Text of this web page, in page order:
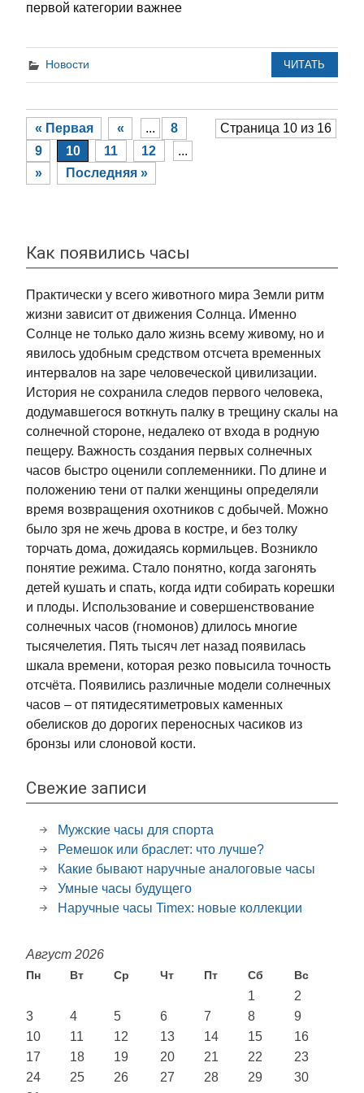
первой категории важнее
Новости ЧИТАТЬ
Страница 10 из 16
« Первая « ...
8
9
10 11 12
...
»
Последняя »
Как появились часы
Практически у всего животного мира Земли ритм
жизни зависит от движения Солнца. Именно
Солнце не только дало жизнь всему живому, но и
явилось удобным средством отсчета временных
интервалов на заре человеческой цивилизации.
История не сохранила следов первого человека,
додумавшегося воткнуть палку в трещину скалы на
солнечной стороне, недалеко от входа в родную
пещеру. Важность создания первых солнечных
часов быстро оценили соплеменники. По длине и
положению тени от палки женщины определяли
время возвращения охотников с добычей. Можно
было зря не жечь дрова в костре, и без толку
торчать дома, дожидаясь кормильцев. Возникло
понятие режима. Стало понятно, когда загонять
детей кушать и спать, когда идти собирать корешки
и плоды. Использование и совершенствование
солнечных часов (гномонов) длилось многие
тысячелетия. Пять тысяч лет назад появилась
шкала времени, которая резко повысила точность
отсчёта. Появились различные модели солнечных
часов – от пятидесятиметровых каменных
обелисков до дорогих переносных часиков из
бронзы или слоновой кости.
Свежие записи
Мужские часы для спорта
Ремешок или браслет: что лучше?
Какие бывают наручные аналоговые часы
Умные часы будущего
Наручные часы Timex: новые коллекции
Август 2026
Пн Вт Ср Чт Пт Сб Вс
1
2
3
4 5 6 7 8
9
10
11 12 13 14 15
16
17
18 19 20 21 22
23
24
25 26 27 28 29
30